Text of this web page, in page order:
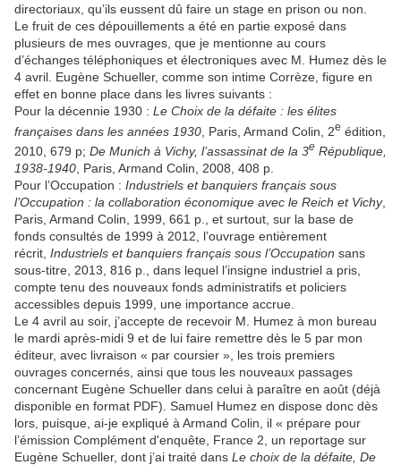
directoriaux, qu’ils eussent dû faire un stage en prison ou non.
Le fruit de ces dépouillements a été en partie exposé dans
plusieurs de mes ouvrages, que je mentionne au cours
d’échanges téléphoniques et électroniques avec M. Humez dès le
4 avril. Eugène Schueller, comme son intime Corrèze, figure en
effet en bonne place dans les livres suivants :
Pour la décennie 1930 : Le Choix de la défaite : les élites
françaises dans les années 1930 , Paris, Armand Colin, 2e édition,
2010, 679 p; De Munich à Vichy, l’assassinat de la 3e République,
1938-1940 , Paris, Armand Colin, 2008, 408 p.
Pour l’Occupation : Industriels et banquiers français sous
l’Occupation : la collaboration économique avec le Reich et Vichy,
Paris, Armand Colin, 1999, 661 p., et surtout, sur la base de
fonds consultés de 1999 à 2012, l’ouvrage entièrement
récrit, Industriels et banquiers français sous l’Occupation sans
sous-titre, 2013, 816 p., dans lequel l’insigne industriel a pris,
compte tenu des nouveaux fonds administratifs et policiers
accessibles depuis 1999, une importance accrue.
Le 4 avril au soir, j’accepte de recevoir M. Humez à mon bureau
le mardi après-midi 9 et de lui faire remettre dès le 5 par mon
éditeur, avec livraison « par coursier », les trois premiers
ouvrages concernés, ainsi que tous les nouveaux passages
concernant Eugène Schueller dans celui à paraître en août (déjà
disponible en format PDF). Samuel Humez en dispose donc dès
lors, puisque, ai-je expliqué à Armand Colin, il « prépare pour
l’émission Complément d'enquête, France 2, un reportage sur
Eugène Schueller, dont j’ai traité dans Le choix de la défaite, De